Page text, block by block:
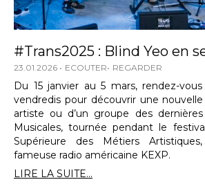
#Trans2025 : Blind Yeo en
23.01.2026 ECOUTER REGARDER
Du 15 janvier au 5 mars, rendez-
vendredis pour découvrir une nouvelle
artiste ou d’un groupe des
Musicales, tournée pendant le
Supérieure des Métiers
fameuse radio américaine KEXP.
LIRE LA SUITE...